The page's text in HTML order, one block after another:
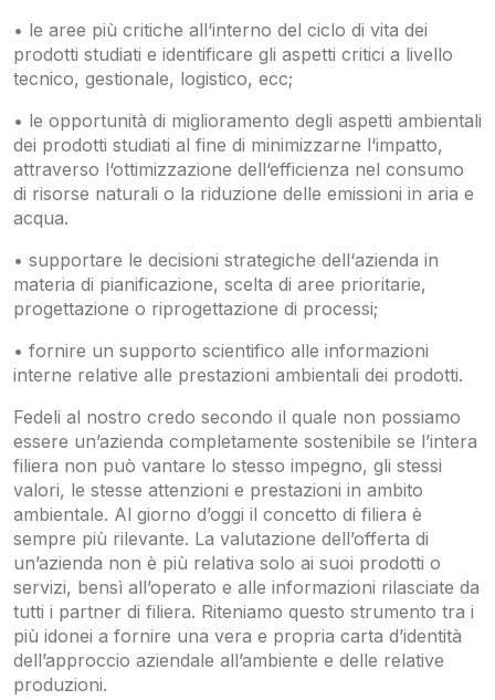
• le aree più critiche all‘interno del ciclo di vita dei
prodotti studiati e identificare gli aspetti critici a livello
tecnico, gestionale, logistico, ecc;
• le opportunità di miglioramento degli aspetti ambientali
dei prodotti studiati al fine di minimizzarne l‘impatto,
attraverso l‘ottimizzazione dell‘efficienza nel consumo
di risorse naturali o la riduzione delle emissioni in aria e
acqua.
• supportare le decisioni strategiche dell‘azienda in
materia di pianificazione, scelta di aree prioritarie,
progettazione o riprogettazione di processi;
• fornire un supporto scientifico alle informazioni
interne relative alle prestazioni ambientali dei prodotti.
Fedeli al nostro credo secondo il quale non possiamo
essere un’azienda completamente sostenibile se l’intera
filiera non può vantare lo stesso impegno, gli stessi
valori, le stesse attenzioni e prestazioni in ambito
ambientale. Al giorno d’oggi il concetto di filiera è
sempre più rilevante. La valutazione dell’offerta di
un’azienda non è più relativa solo ai suoi prodotti o
servizi, bensì all’operato e alle informazioni rilasciate da
tutti i partner di filiera. Riteniamo questo strumento tra i
più idonei a fornire una vera e propria carta d’identità
dell’approccio aziendale all’ambiente e delle relative
produzioni.